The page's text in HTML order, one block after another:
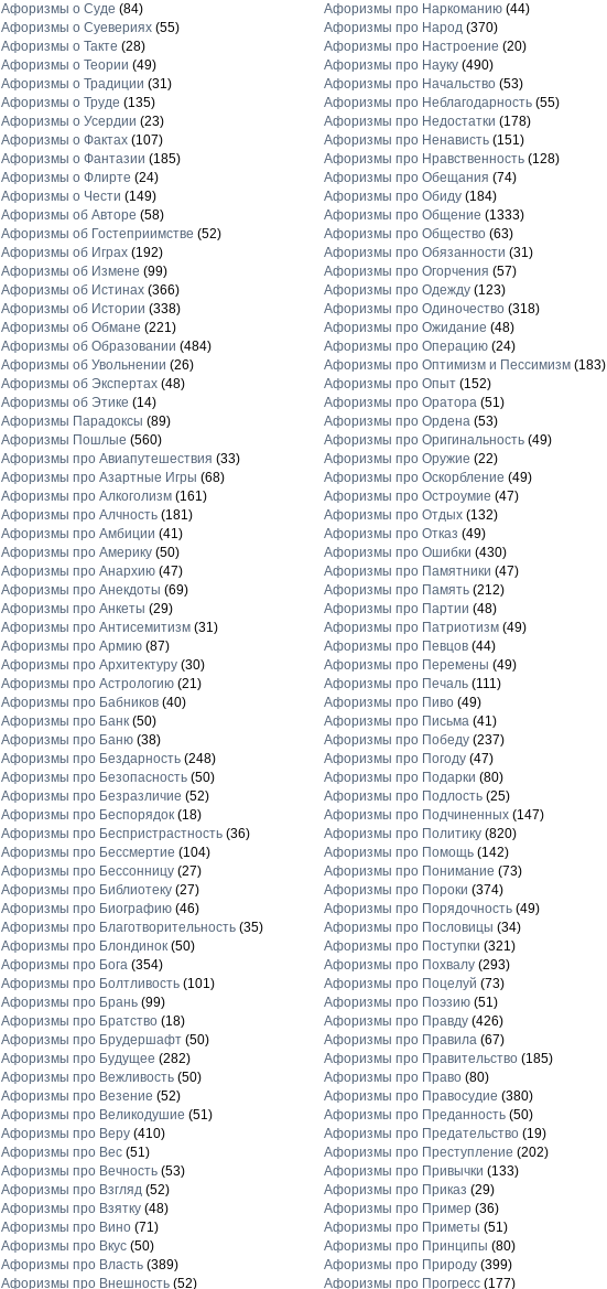
Афоризмы о Суде (84)
Афоризмы о Суевериях(55)
Афоризмы о Такте (28)
Афоризмы о Теории (49)
Афоризмы о Традиции (31)
Афоризмы о Труде (135)
Афоризмы о Усердии (23)
Афоризмы о Фактах(107)
Афоризмы о Фантазии (185)
Афоризмы о Флирте (24)
Афоризмы о Чести (149)
Афоризмы об Авторе (58)
Афоризмы об Гостеприимстве (52)
Афоризмы об Играх(192)
Афоризмы об Измене (99)
Афоризмы об Истинах(366)
Афоризмы об Истории (338)
Афоризмы об Обмане (221)
Афоризмы об Образовании (484)
Афоризмы об Увольнении (26)
Афоризмы об Экспертах(48)
Афоризмы об Этике (14)
Афоризмы Парадоксы (89)
Афоризмы Пошлые (560)
Афоризмы про Авиапутешествия (33)
Афоризмы про Азартные Игры (68)
Афоризмы про Алкоголизм(161)
Афоризмы про Алчность(181)
Афоризмы про Амбиции (41)
Афоризмы про Америку(50)
Афоризмы про Анархию(47)
Афоризмы про Анекдоты (69)
Афоризмы про Анкеты (29)
Афоризмы про Антисемитизм(31)
Афоризмы про Армию(87)
Афоризмы про Архитектуру(30)
Афоризмы про Астрологию(21)
Афоризмы про Бабников(40)
Афоризмы про Банк(50)
Афоризмы про Баню(38)
Афоризмы про Бездарность(248)
Афоризмы про Безопасность(50)
Афоризмы про Безразличие (52)
Афоризмы про Беспорядок(18)
Афоризмы про Беспристрастность(36)
Афоризмы про Бессмертие (104)
Афоризмы про Бессонницу(27)
Афоризмы про Библиотеку(27)
Афоризмы про Биографию(46)
Афоризмы про Благотворительность(35)
Афоризмы про Блондинок(50)
Афоризмы про Бога(354)
Афоризмы про Болтливость(101)
Афоризмы про Брань(99)
Афоризмы про Братство(18)
Афоризмы про Брудершафт(50)
Афоризмы про Будущее (282)
Афоризмы про Вежливость(50)
Афоризмы про Везение (52)
Афоризмы про Великодушие (51)
Афоризмы про Веру(410)
Афоризмы про Вес(51)
Афоризмы про Вечность(53)
Афоризмы про Взгляд(52)
Афоризмы про Взятку(48)
Афоризмы про Вино(71)
Афоризмы про Вкус(50)
Афоризмы про Власть(389)
Афоризмы про Внешность(52)
Афоризмы про Наркоманию(44)
Афоризмы про Народ(370)
Афоризмы про Настроение (20)
Афоризмы про Науку(490)
Афоризмы про Начальство(53)
Афоризмы про Неблагодарность(55)
Афоризмы про Недостатки (178)
Афоризмы про Ненависть(151)
Афоризмы про Нравственность(128)
Афоризмы про Обещания (74)
Афоризмы про Обиду(184)
Афоризмы про Общение (1333)
Афоризмы про Общество(63)
Афоризмы про Обязанности (31)
Афоризмы про Огорчения (57)
Афоризмы про Одежду(123)
Афоризмы про Одиночество(318)
Афоризмы про Ожидание (48)
Афоризмы про Операцию(24)
Афоризмы про Оптимизм и Пессимизм(183)
Афоризмы про Опыт(152)
Афоризмы про Оратора(51)
Афоризмы про Ордена(53)
Афоризмы про Оригинальность(49)
Афоризмы про Оружие (22)
Афоризмы про Оскорбление (49)
Афоризмы про Остроумие (47)
Афоризмы про Отдых(132)
Афоризмы про Отказ (49)
Афоризмы про Ошибки (430)
Афоризмы про Памятники (47)
Афоризмы про Память(212)
Афоризмы про Партии (48)
Афоризмы про Патриотизм(49)
Афоризмы про Певцов(44)
Афоризмы про Перемены (49)
Афоризмы про Печаль(111)
Афоризмы про Пиво(49)
Афоризмы про Письма(41)
Афоризмы про Победу(237)
Афоризмы про Погоду(47)
Афоризмы про Подарки (80)
Афоризмы про Подлость(25)
Афоризмы про Подчиненных(147)
Афоризмы про Политику(820)
Афоризмы про Помощь(142)
Афоризмы про Понимание (73)
Афоризмы про Пороки (374)
Афоризмы про Порядочность(49)
Афоризмы про Пословицы (34)
Афоризмы про Поступки (321)
Афоризмы про Похвалу(293)
Афоризмы про Поцелуй (73)
Афоризмы про Поэзию(51)
Афоризмы про Правду(426)
Афоризмы про Правила(67)
Афоризмы про Правительство(185)
Афоризмы про Право(80)
Афоризмы про Правосудие (380)
Афоризмы про Преданность(50)
Афоризмы про Предательство(19)
Афоризмы про Преступление (202)
Афоризмы про Привычки (133)
Афоризмы про Приказ (29)
Афоризмы про Пример(36)
Афоризмы про Приметы (51)
Афоризмы про Принципы (80)
Афоризмы про Природу(399)
Афоризмы про Прогресс(177)